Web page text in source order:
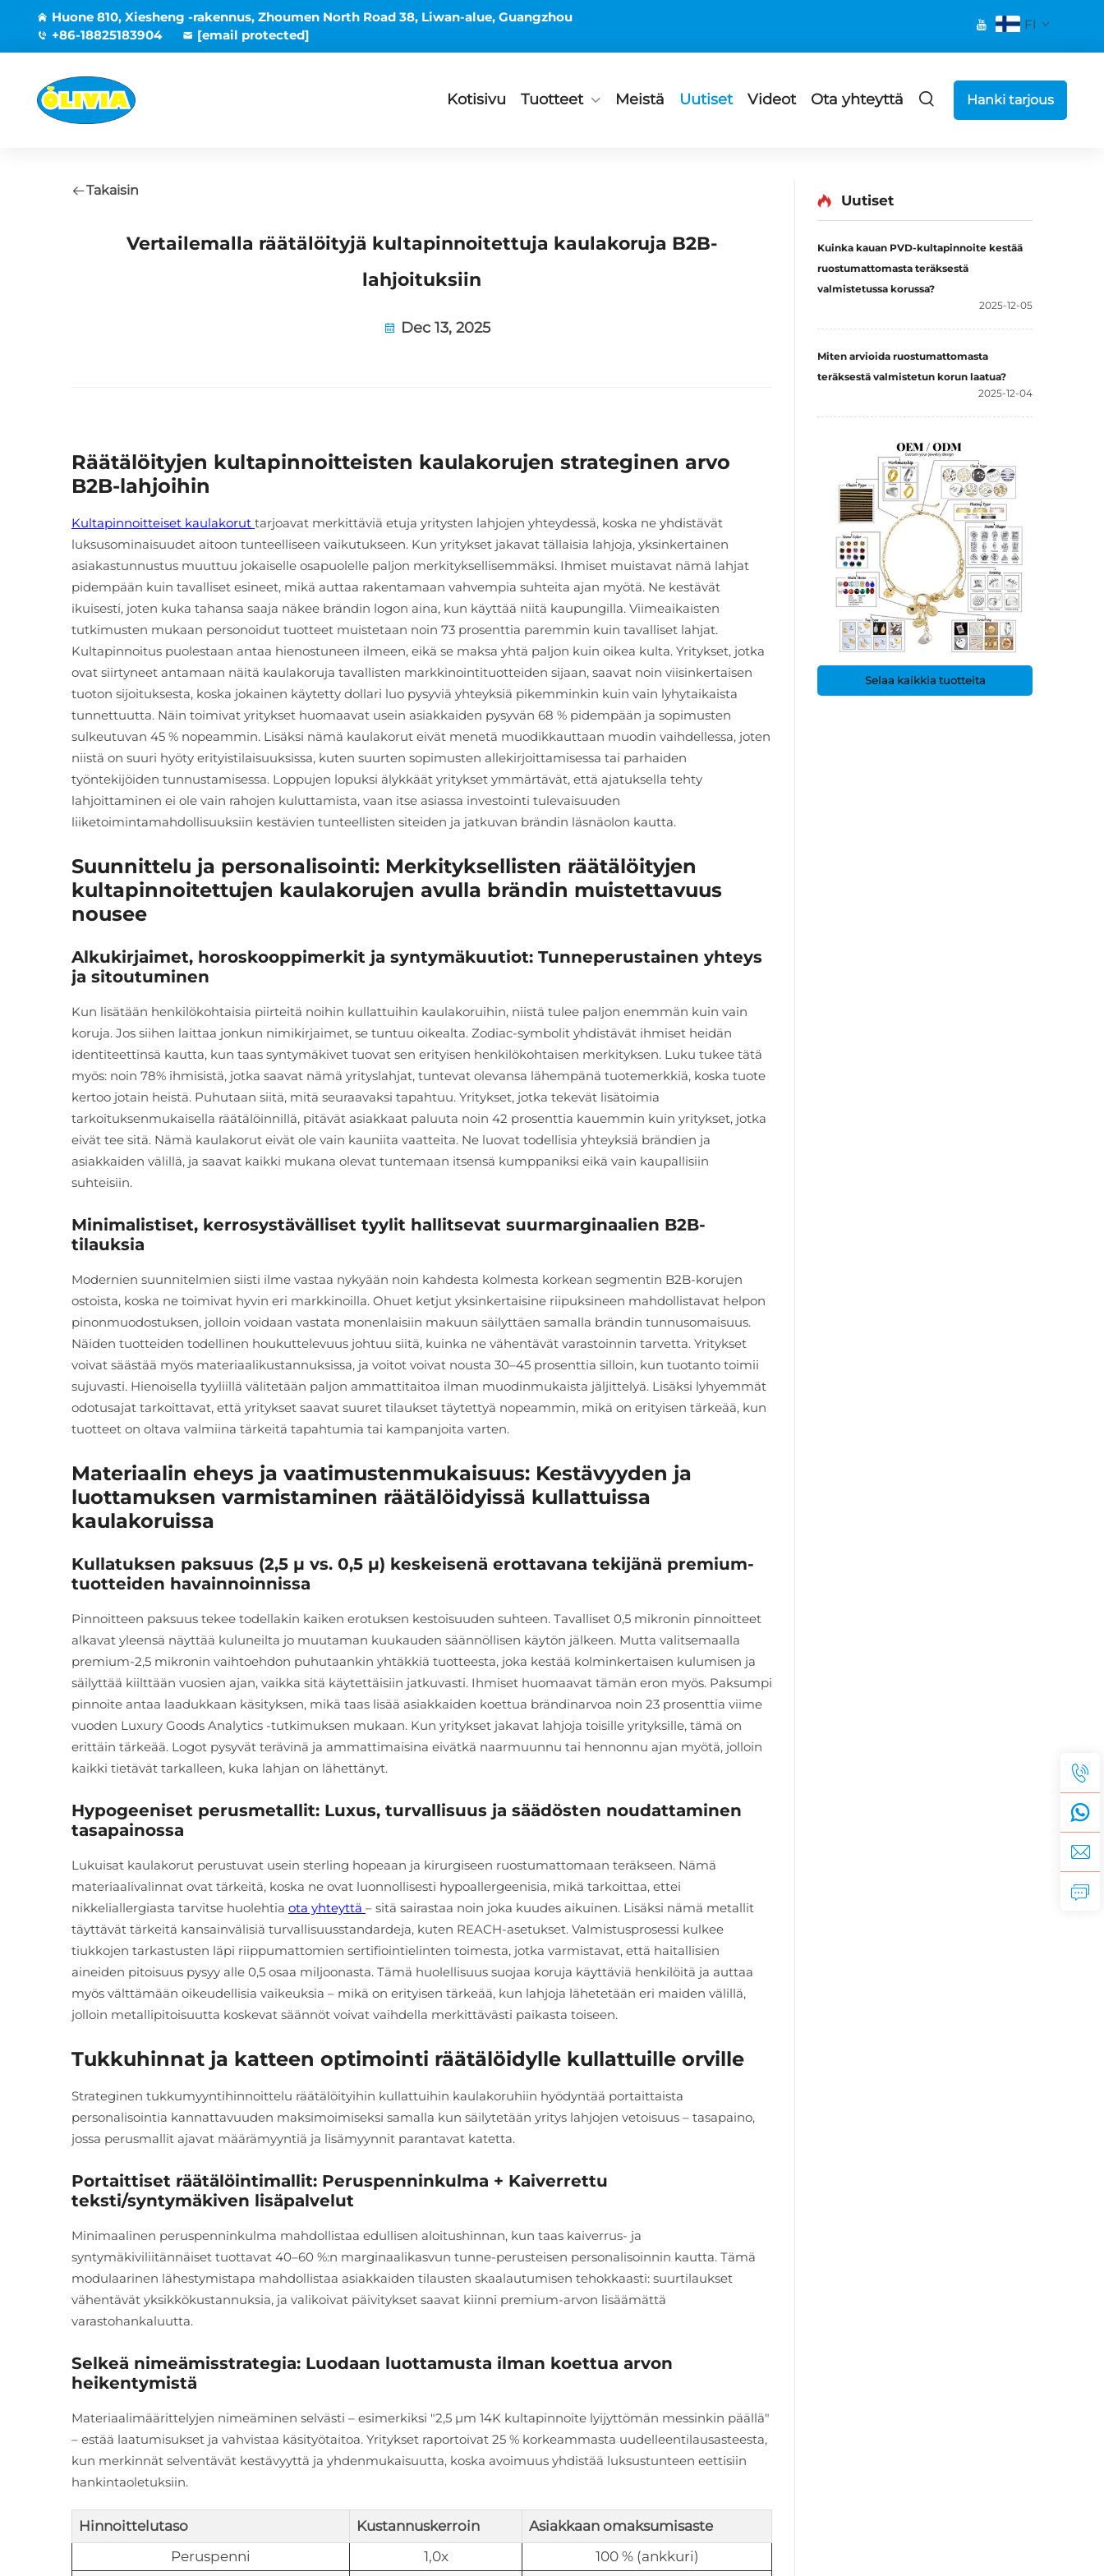
Huone 810, Xiesheng -rakennus, Zhoumen North Road 38, Liwan-alue, Guangzhou
+86-18825183904
[email protected]
FI
Kotisivu Tuotteet Meistä Uutiset Videot Ota yhteyttä Hanki tarjous
Takaisin
Vertailemalla räätälöityjä kultapinnoitettuja kaulakoruja B2B-
lahjoituksiin
Dec 13, 2025
Räätälöityjen kultapinnoitteisten kaulakorujen strateginen arvo
B2B-lahjoihin
Kultapinnoitteiset kaulakorut tarjoavat merkittäviä etuja yritysten lahjojen yhteydessä, koska ne yhdistävät
luksusominaisuudet aitoon tunteelliseen vaikutukseen. Kun yritykset jakavat tällaisia lahjoja, yksinkertainen
asiakastunnustus muuttuu jokaiselle osapuolelle paljon merkityksellisemmäksi. Ihmiset muistavat nämä lahjat
pidempään kuin tavalliset esineet, mikä auttaa rakentamaan vahvempia suhteita ajan myötä. Ne kestävät
ikuisesti, joten kuka tahansa saaja näkee brändin logon aina, kun käyttää niitä kaupungilla. Viimeaikaisten
tutkimusten mukaan personoidut tuotteet muistetaan noin 73 prosenttia paremmin kuin tavalliset lahjat.
Kultapinnoitus puolestaan antaa hienostuneen ilmeen, eikä se maksa yhtä paljon kuin oikea kulta. Yritykset, jotka
ovat siirtyneet antamaan näitä kaulakoruja tavallisten markkinointituotteiden sijaan, saavat noin viisinkertaisen
tuoton sijoituksesta, koska jokainen käytetty dollari luo pysyviä yhteyksiä pikemminkin kuin vain lyhytaikaista
tunnettuutta. Näin toimivat yritykset huomaavat usein asiakkaiden pysyvän 68 % pidempään ja sopimusten
sulkeutuvan 45 % nopeammin. Lisäksi nämä kaulakorut eivät menetä muodikkauttaan muodin vaihdellessa, joten
niistä on suuri hyöty erityistilaisuuksissa, kuten suurten sopimusten allekirjoittamisessa tai parhaiden
työntekijöiden tunnustamisessa. Loppujen lopuksi älykkäät yritykset ymmärtävät, että ajatuksella tehty
lahjoittaminen ei ole vain rahojen kuluttamista, vaan itse asiassa investointi tulevaisuuden
liiketoimintamahdollisuuksiin kestävien tunteellisten siteiden ja jatkuvan brändin läsnäolon kautta.
Suunnittelu ja personalisointi: Merkityksellisten räätälöityjen
kultapinnoitettujen kaulakorujen avulla brändin muistettavuus
nousee
Alkukirjaimet, horoskooppimerkit ja syntymäkuutiot: Tunneperustainen yhteys
ja sitoutuminen
Kun lisätään henkilökohtaisia piirteitä noihin kullattuihin kaulakoruihin, niistä tulee paljon enemmän kuin vain
koruja. Jos siihen laittaa jonkun nimikirjaimet, se tuntuu oikealta. Zodiac-symbolit yhdistävät ihmiset heidän
identiteettinsä kautta, kun taas syntymäkivet tuovat sen erityisen henkilökohtaisen merkityksen. Luku tukee tätä
myös: noin 78% ihmisistä, jotka saavat nämä yrityslahjat, tuntevat olevansa lähempänä tuotemerkkiä, koska tuote
kertoo jotain heistä. Puhutaan siitä, mitä seuraavaksi tapahtuu. Yritykset, jotka tekevät lisätoimia
tarkoituksenmukaisella räätälöinnillä, pitävät asiakkaat paluuta noin 42 prosenttia kauemmin kuin yritykset, jotka
eivät tee sitä. Nämä kaulakorut eivät ole vain kauniita vaatteita. Ne luovat todellisia yhteyksiä brändien ja
asiakkaiden välillä, ja saavat kaikki mukana olevat tuntemaan itsensä kumppaniksi eikä vain kaupallisiin
suhteisiin.
Minimalistiset, kerrosystävälliset tyylit hallitsevat suurmarginaalien B2B-
tilauksia
Modernien suunnitelmien siisti ilme vastaa nykyään noin kahdesta kolmesta korkean segmentin B2B-korujen
ostoista, koska ne toimivat hyvin eri markkinoilla. Ohuet ketjut yksinkertaisine riipuksineen mahdollistavat helpon
pinonmuodostuksen, jolloin voidaan vastata monenlaisiin makuun säilyttäen samalla brändin tunnusomaisuus.
Näiden tuotteiden todellinen houkuttelevuus johtuu siitä, kuinka ne vähentävät varastoinnin tarvetta. Yritykset
voivat säästää myös materiaalikustannuksissa, ja voitot voivat nousta 30–45 prosenttia silloin, kun tuotanto toimii
sujuvasti. Hienoisella tyyliillä välitetään paljon ammattitaitoa ilman muodinmukaista jäljittelyä. Lisäksi lyhyemmät
odotusajat tarkoittavat, että yritykset saavat suuret tilaukset täytettyä nopeammin, mikä on erityisen tärkeää, kun
tuotteet on oltava valmiina tärkeitä tapahtumia tai kampanjoita varten.
Materiaalin eheys ja vaatimustenmukaisuus: Kestävyyden ja
luottamuksen varmistaminen räätälöidyissä kullattuissa
kaulakoruissa
Kullatuksen paksuus (2,5 µ vs. 0,5 µ) keskeisenä erottavana tekijänä premium-
tuotteiden havainnoinnissa
Pinnoitteen paksuus tekee todellakin kaiken erotuksen kestoisuuden suhteen. Tavalliset 0,5 mikronin pinnoitteet
alkavat yleensä näyttää kuluneilta jo muutaman kuukauden säännöllisen käytön jälkeen. Mutta valitsemaalla
premium-2,5 mikronin vaihtoehdon puhutaankin yhtäkkiä tuotteesta, joka kestää kolminkertaisen kulumisen ja
säilyttää kiilttään vuosien ajan, vaikka sitä käytettäisiin jatkuvasti. Ihmiset huomaavat tämän eron myös. Paksumpi
pinnoite antaa laadukkaan käsityksen, mikä taas lisää asiakkaiden koettua brändinarvoa noin 23 prosenttia viime
vuoden Luxury Goods Analytics -tutkimuksen mukaan. Kun yritykset jakavat lahjoja toisille yrityksille, tämä on
erittäin tärkeää. Logot pysyvät terävinä ja ammattimaisina eivätkä naarmuunnu tai hennonnu ajan myötä, jolloin
kaikki tietävät tarkalleen, kuka lahjan on lähettänyt.
Hypogeeniset perusmetallit: Luxus, turvallisuus ja säädösten noudattaminen
tasapainossa
Lukuisat kaulakorut perustuvat usein sterling hopeaan ja kirurgiseen ruostumattomaan teräkseen. Nämä
materiaalivalinnat ovat tärkeitä, koska ne ovat luonnollisesti hypoallergeenisia, mikä tarkoittaa, ettei
nikkeliallergiasta tarvitse huolehtia ota yhteyttä – sitä sairastaa noin joka kuudes aikuinen. Lisäksi nämä metallit
täyttävät tärkeitä kansainvälisiä turvallisuusstandardeja, kuten REACH-asetukset. Valmistusprosessi kulkee
tiukkojen tarkastusten läpi riippumattomien sertifiointielinten toimesta, jotka varmistavat, että haitallisien
aineiden pitoisuus pysyy alle 0,5 osaa miljoonasta. Tämä huolellisuus suojaa koruja käyttäviä henkilöitä ja auttaa
myös välttämään oikeudellisia vaikeuksia – mikä on erityisen tärkeää, kun lahjoja lähetetään eri maiden välillä,
jolloin metallipitoisuutta koskevat säännöt voivat vaihdella merkittävästi paikasta toiseen.
Tukkuhinnat ja katteen optimointi räätälöidylle kullattuille orville
Strateginen tukkumyyntihinnoittelu räätälöityihin kullattuihin kaulakoruhiin hyödyntää portaittaista
personalisointia kannattavuuden maksimoimiseksi samalla kun säilytetään yritys lahjojen vetoisuus – tasapaino,
jossa perusmallit ajavat määrämyyntiä ja lisämyynnit parantavat katetta.
Portaittiset räätälöintimallit: Peruspenninkulma + Kaiverrettu
teksti/syntymäkiven lisäpalvelut
Minimaalinen peruspenninkulma mahdollistaa edullisen aloitushinnan, kun taas kaiverrus- ja
syntymäkiviliitännäiset tuottavat 40–60 %:n marginaalikasvun tunne-perusteisen personalisoinnin kautta. Tämä
modulaarinen lähestymistapa mahdollistaa asiakkaiden tilausten skaalautumisen tehokkaasti: suurtilaukset
vähentävät yksikkökustannuksia, ja valikoivat päivitykset saavat kiinni premium-arvon lisäämättä
varastohankaluutta.
Selkeä nimeämisstrategia: Luodaan luottamusta ilman koettua arvon
heikentymistä
Materiaalimäärittelyjen nimeäminen selvästi – esimerkiksi "2,5 µm 14K kultapinnoite lyijyttömän messinkin päällä"
– estää laatumisukset ja vahvistaa käsityötaitoa. Yritykset raportoivat 25 % korkeammasta uudelleentilausasteesta,
kun merkinnät selventävät kestävyyttä ja yhdenmukaisuutta, koska avoimuus yhdistää luksustunteen eettisiin
hankintaoletuksiin.
Hinnoittelutaso Kustannuskerroin
Asiakkaan omaksumisaste
Peruspenni
1,0x 100 % (ankkuri)
Uutiset
Kuinka kauan PVD-kultapinnoite kestää
ruostumattomasta teräksestä
valmistetussa korussa?
2025-12-05
Miten arvioida ruostumattomasta
teräksestä valmistetun korun laatua?
2025-12-04
Selaa kaikkia tuotteita